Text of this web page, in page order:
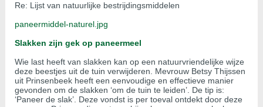
Re: Lijst van natuurlijke bestrijdingsmiddelen
paneermiddel-naturel.jpg
Slakken zijn gek op paneermeel
Wie last heeft van slakken kan op een natuurvriendelijke wijze
deze beestjes uit de tuin verwijderen. Mevrouw Betsy Thijssen
uit Prinsenbeek heeft een eenvoudige en effectieve manier
gevonden om de slakken ‘om de tuin te leiden’. De tip is:
‘Paneer de slak’. Deze vondst is per toeval ontdekt door deze